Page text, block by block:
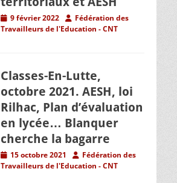
Posted
on
9 février 2022 AuthorFédération des
Travailleurs de l'Education - CNT
Classes-En-Lutte,
octobre 2021. AESH, loi
Rilhac, Plan d’évaluation
en lycée… Blanquer
cherche la bagarre
Posted
on
15 octobre 2021 AuthorFédération des
Travailleurs de l'Education - CNT